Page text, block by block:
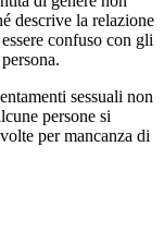
descrive la relazione
confuso con gli
sessuali non
persone si
per mancanza di